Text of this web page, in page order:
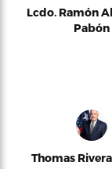
Lcdo. Ramón
Pabón
Thomas